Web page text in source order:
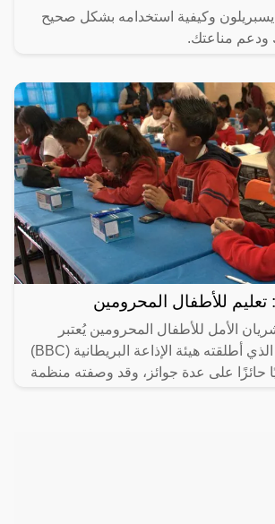
وكيفية استخدامه بشكل صحيح
مناعتك.
للأطفال المحرومين
الأمل للأطفال المحرومين يُعتبر
برنامج "درس" الذي أطلقته هيئة الإذاعة البريطانية (BBC)
حائزًا على عدة جوائز، وقد وصفته منظمة